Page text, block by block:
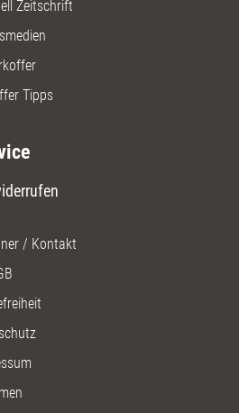
Zeitschrift
Tipps
/ Kontakt